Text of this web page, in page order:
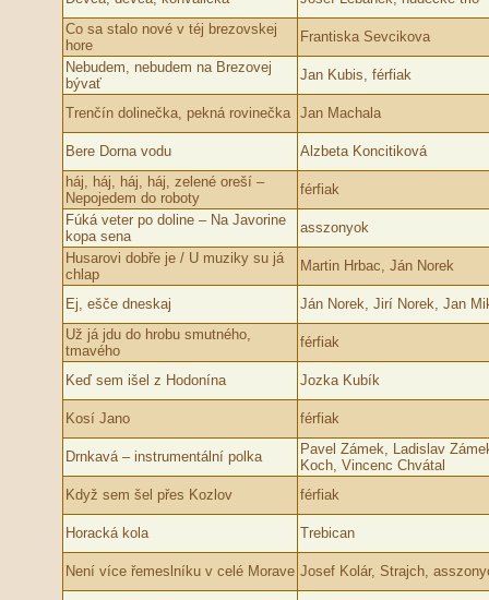
Co sa stalo nové v téj brezovskej
hore
Frantiska Sevcikova
Nebudem, nebudem na Brezovej
bývať
Jan Kubis, férfiak
Trenčín dolinečka, pekná rovinečka Jan Machala
Bere Dorna vodu
Alzbeta Koncitiková
háj, háj, háj, háj, zelené oreší –
Nepojedem do roboty
férfiak
Fúká veter po doline – Na Javorine
kopa sena
asszonyok
Husarovi dobře je / U muziky su já
chlap
Martin Hrbac, Ján Norek
Ej, ešče dneskaj
Ján Norek, Jirí Norek, Jan
Už já jdu do hrobu smutného,
tmavého
férfiak
Keď sem išel z Hodonína Jozka Kubík
Kosí Jano férfiak
Drnkavá – instrumentální polka
Pavel Zámek, Ladislav
Koch, Vincenc Chvátal
Když sem šel přes Kozlov
férfiak
Horacká kola Trebican
Není více řemeslníku v celé Morave Josef Kolár, Strajch,